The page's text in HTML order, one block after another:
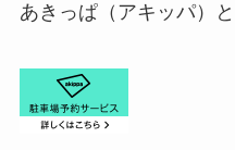
あきっぱ（アキッパ）